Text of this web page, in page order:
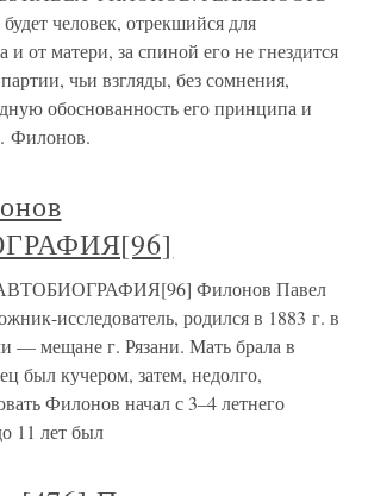
человек, отрекшийся для
и от матери, за спиной его не гнездится
чьи взгляды, без сомнения,
обоснованность его принципа и
Филонов.
Филонов Павел
исследователь, родился в 1883 г. в
— мещане г. Рязани. Мать брала в
был кучером, затем, недолго,
Филонов начал с 3–4 летнего
11 лет был